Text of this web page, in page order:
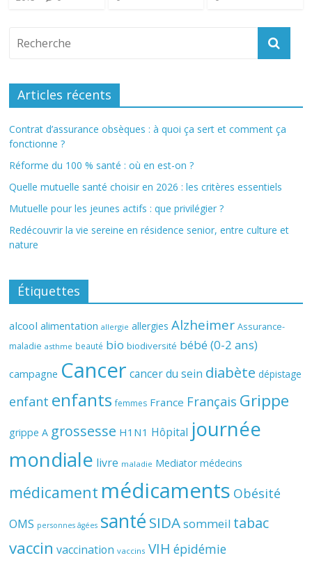
Articles récents
Contrat d’assurance obsèques : à quoi ça sert et comment ça
fonctionne ?
Réforme du 100 % santé : où en est-on ?
Quelle mutuelle santé choisir en 2026 : les critères essentiels
Mutuelle pour les jeunes actifs : que privilégier ?
Redécouvrir la vie sereine en résidence senior, entre culture et
nature
Étiquettes
alcool alimentation allergie allergies Alzheimer Assurance-
maladie asthme beauté bio biodiversité bébé (0-2 ans)
campagne Cancer cancer du sein diabète dépistage
enfant enfants femmes France Français Grippe
grippe A grossesse H1N1 Hôpital journée
mondiale livre maladie Mediator médecins
médicament médicaments Obésité
OMS personnes âgées santé SIDAsommeil tabac
vaccin vaccination vaccins VIH épidémie